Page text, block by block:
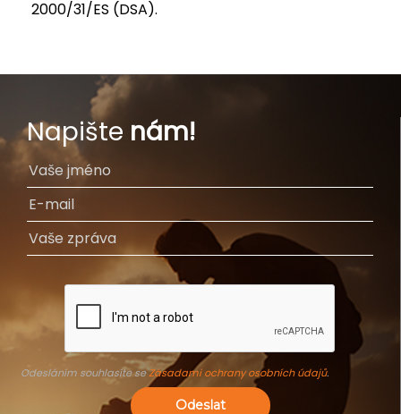
2000/31/ES (DSA).
Napište nám!
Odesláním souhlasíte seZásadami ochrany osobních údajů.
Odeslat